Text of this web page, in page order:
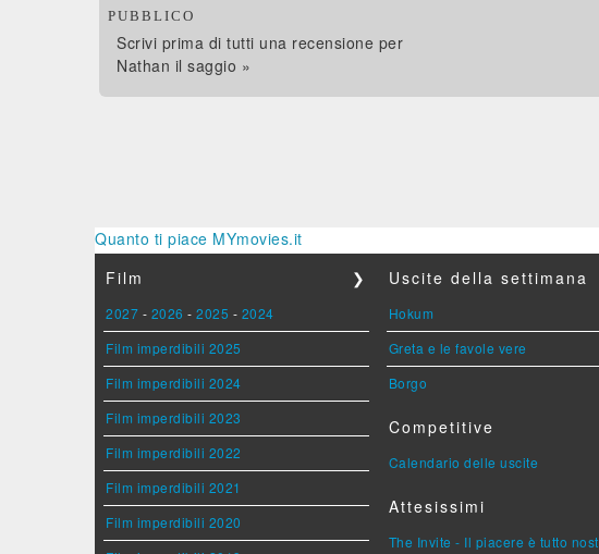
PUBBLICO
Scrivi prima di tutti una recensione per
Nathan il saggio »
Quanto ti piace MYmovies.it
Film
❯
2027 - 2026 - 2025 - 2024
Film imperdibili 2025
Film imperdibili 2024
Film imperdibili 2023
Film imperdibili 2022
Film imperdibili 2021
Film imperdibili 2020
Uscite della settimana
Hokum
Greta e le favole vere
Borgo
Competitive
Calendario delle uscite
Attesissimi
The Invite - Il piacere è tutto